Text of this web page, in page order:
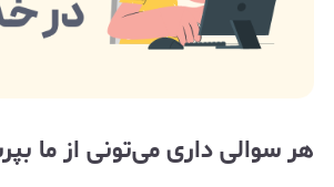
هر سوالی داری می‌تونی از ما